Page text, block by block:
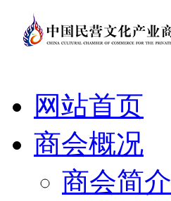
网站首页
商会概况
商会简介